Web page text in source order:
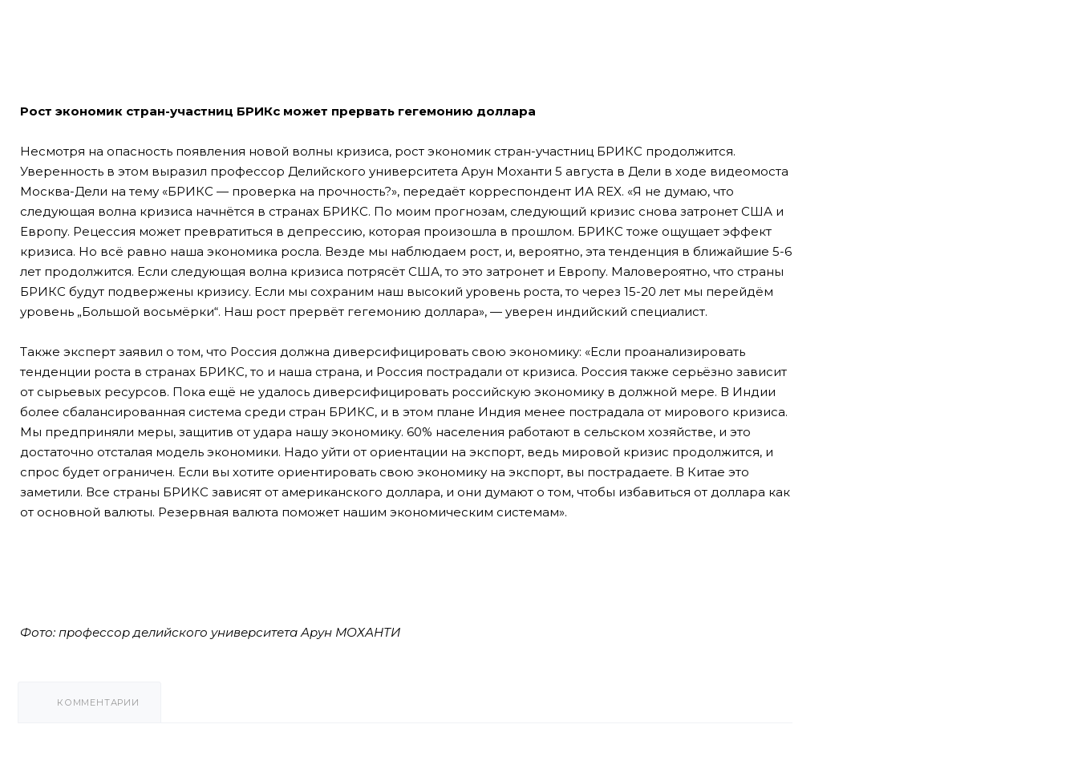
Рост экономик стран-участниц БРИКс может прервать гегемонию доллара
Несмотря на опасность появления новой волны кризиса, рост экономик стран-участниц БРИКС продолжится.
Уверенность в этом выразил профессор Делийского университета Арун Моханти 5 августа в Дели в ходе видеомоста
Москва-Дели на тему «БРИКС — проверка на прочность?», передаёт корреспондент ИА REX. «Я не думаю, что
следующая волна кризиса начнётся в странах БРИКС. По моим прогнозам, следующий кризис снова затронет США и
Европу. Рецессия может превратиться в депрессию, которая произошла в прошлом. БРИКС тоже ощущает эффект
кризиса. Но всё равно наша экономика росла. Везде мы наблюдаем рост, и, вероятно, эта тенденция в ближайшие 5-6
лет продолжится. Если следующая волна кризиса потрясёт США, то это затронет и Европу. Маловероятно, что страны
БРИКС будут подвержены кризису. Если мы сохраним наш высокий уровень роста, то через 15-20 лет мы перейдём
уровень „Большой восьмёрки“. Наш рост прервёт гегемонию доллара», — уверен индийский специалист.
Также эксперт заявил о том, что Россия должна диверсифицировать свою экономику: «Если проанализировать
тенденции роста в странах БРИКС, то и наша страна, и Россия пострадали от кризиса. Россия также серьёзно зависит
от сырьевых ресурсов. Пока ещё не удалось диверсифицировать российскую экономику в должной мере. В Индии
более сбалансированная система среди стран БРИКС, и в этом плане Индия менее пострадала от мирового кризиса.
Мы предприняли меры, защитив от удара нашу экономику. 60% населения работают в сельском хозяйстве, и это
достаточно отсталая модель экономики. Надо уйти от ориентации на экспорт, ведь мировой кризис продолжится, и
спрос будет ограничен. Если вы хотите ориентировать свою экономику на экспорт, вы пострадаете. В Китае это
заметили. Все страны БРИКС зависят от американского доллара, и они думают о том, чтобы избавиться от доллара как
от основной валюты. Резервная валюта поможет нашим экономическим системам».
Фото: профессор делийского университета Арун МОХАНТИ
КОММЕНТАРИИ